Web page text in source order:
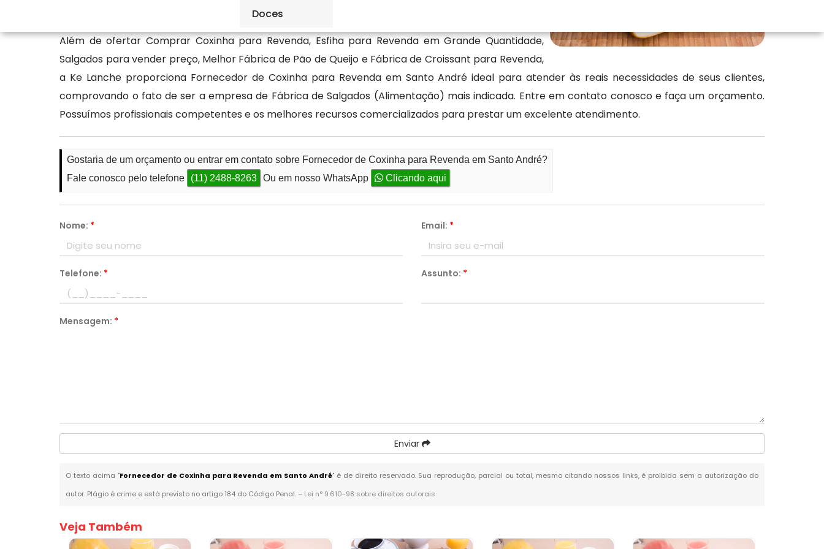
Doces
Além de ofertar Comprar Coxinha para Revenda, Esfiha para Revenda em Grande Quantidade,
Salgados para vender preço, Melhor Fábrica de Pão de Queijo e Fábrica de Croissant para Revenda,
a Ke Lanche proporciona Fornecedor de Coxinha para Revenda em Santo André ideal para atender às reais necessidades de seus clientes,
comprovando o fato de ser a empresa de Fábrica de Salgados (Alimentação) mais indicada. Entre em contato conosco e faça um orçamento.
Possuímos profissionais competentes e os melhores recursos comercializados para prestar um excelente atendimento.
Gostaria de um orçamento ou entrar em contato sobre Fornecedor de Coxinha para Revenda em Santo André?
Fale conosco pelo telefone
(11) 2488-8263 Ou em nosso WhatsApp Clicando aqui
Nome: * Email: *
Telefone: * Assunto: *
Mensagem: *
Enviar
O texto acima "Fornecedor de Coxinha para Revenda em Santo André" é de direito reservado. Sua reprodução, parcial ou total, mesmo citando nossos links, é proibida sem a autorização do
autor. Plágio é crime e está previsto no artigo 184 do Código Penal. – Lei n° 9.610-98 sobre direitos autorais.
Veja Também